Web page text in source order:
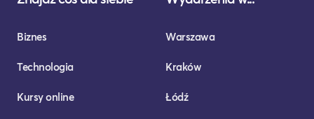
Biznes
Technologia
Kursy online
Warszawa
Kraków
Łódź